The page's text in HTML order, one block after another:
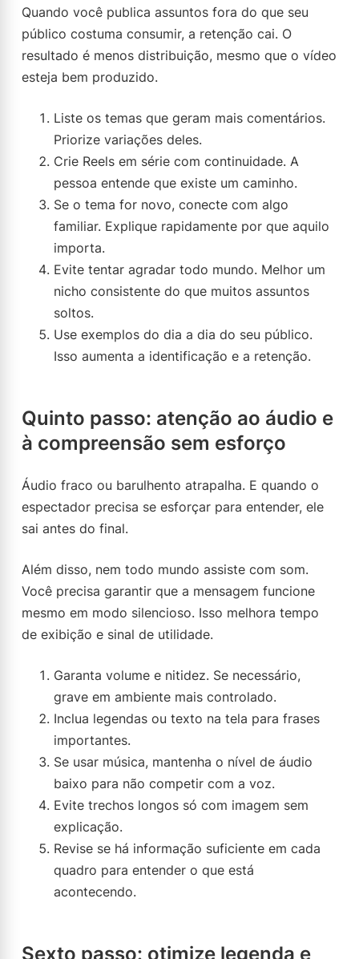
Quando você publica assuntos fora do que seu
público costuma consumir, a retenção cai. O
resultado é menos distribuição, mesmo que o vídeo
esteja bem produzido.
Liste os temas que geram mais comentários.
Priorize variações deles.
Crie Reels em série com continuidade. A
pessoa entende que existe um caminho.
Se o tema for novo, conecte com algo
familiar. Explique rapidamente por que aquilo
importa.
Evite tentar agradar todo mundo. Melhor um
nicho consistente do que muitos assuntos
soltos.
Use exemplos do dia a dia do seu público.
Isso aumenta a identificação e a retenção.
Quinto passo: atenção ao áudio e
à compreensão sem esforço
Áudio fraco ou barulhento atrapalha. E quando o
espectador precisa se esforçar para entender, ele
sai antes do final.
Além disso, nem todo mundo assiste com som.
Você precisa garantir que a mensagem funcione
mesmo em modo silencioso. Isso melhora tempo
de exibição e sinal de utilidade.
Garanta volume e nitidez. Se necessário,
grave em ambiente mais controlado.
Inclua legendas ou texto na tela para frases
importantes.
Se usar música, mantenha o nível de áudio
baixo para não competir com a voz.
Evite trechos longos só com imagem sem
explicação.
Revise se há informação suficiente em cada
quadro para entender o que está
acontecendo.
Sexto passo: otimize legenda e